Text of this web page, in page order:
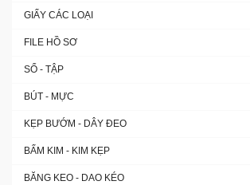
GIẤY CÁC LOẠI
FILE HỒ SƠ
SỔ - TẬP
BÚT - MỰC
KẸP BƯỚM - DÂY ĐEO
BẤM KIM - KIM KẸP
BĂNG KEO - DAO KÉO